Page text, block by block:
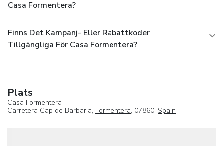
Casa Formentera?
Finns Det Kampanj- Eller Rabattkoder
Tillgängliga För Casa Formentera?
Plats
Casa Formentera
Carretera Cap de Barbaria, Formentera, 07860, Spain